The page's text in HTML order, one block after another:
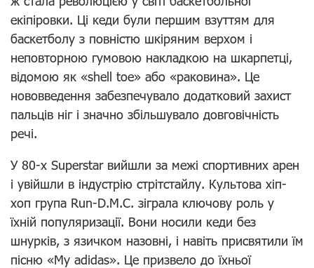
екіпіровки. Ці кеди були першим взуттям для
баскетболу з повністю шкіряним верхом і
неповторною гумовою накладкою на шкарпетці,
відомою як «shell toe» або «раковина». Це
нововведення забезпечувало додатковий захист
пальців ніг і значно збільшувало довговічність
речі.
У 80-х Superstar вийшли за межі спортивних арен
і увійшли в індустрію стрітстайлу. Культова хіп-
хоп група Run-D.M.C. зіграла ключову роль у
їхній популяризації. Вони носили кеди без
шнурків, з язичком назовні, і навіть присвятили їм
пісню «My adidas». Це призвело до їхньої